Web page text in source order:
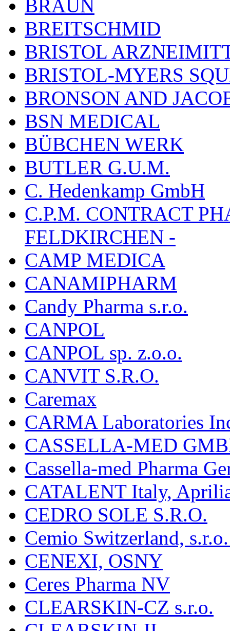
BRAUN
BREITSCHMID
BRISTOL
BRISTOL-MYERS
BRONSON AND
BSN MEDICAL
BÜBCHEN WERK
BUTLER G.U.M.
C. Hedenkamp GmbH
C.P.M. CONTRACT
FELDKIRCHEN -
CAMP MEDICA
CANAMIPHARM
Candy Pharma s.r.o.
CANPOL
CANPOL sp. z.o.o.
CANVIT S.R.O.
Caremax
CARMA Laboratories
CASSELLA-MED
Cassella-med Pharma
CATALENT Italy,
CEDRO SOLE S.R.O.
Cemio Switzerland,
CENEXI, OSNY
Ceres Pharma NV
CLEARSKIN-CZ s.r.o.